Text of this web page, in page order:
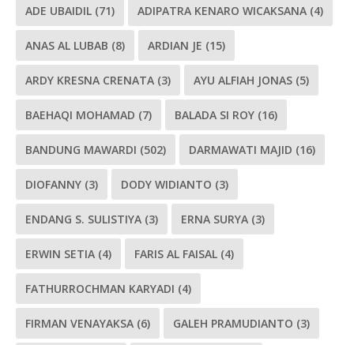
ADE UBAIDIL (71) ADIPATRA KENARO WICAKSANA (4)
ANAS AL LUBAB (8) ARDIAN JE (15)
ARDY KRESNA CRENATA (3) AYU ALFIAH JONAS (5)
BAEHAQI MOHAMAD (7) BALADA SI ROY (16)
BANDUNG MAWARDI (502) DARMAWATI MAJID (16)
DIOFANNY (3) DODY WIDIANTO (3)
ENDANG S. SULISTIYA (3) ERNA SURYA (3)
ERWIN SETIA (4) FARIS AL FAISAL (4)
FATHURROCHMAN KARYADI (4)
FIRMAN VENAYAKSA (6) GALEH PRAMUDIANTO (3)